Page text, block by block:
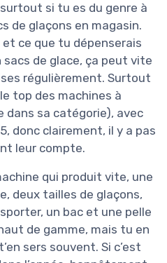
surtout si tu es du genre à
de glaçons en magasin.
et ce que tu dépenserais
de glace, ça peut vite
régulièrement. Surtout
top des machines à
dans sa catégorie), avec
donc clairement, il y a pas
leur compte.
qui produit vite, une
deux tailles de glaçons,
un bac et une pelle
de gamme, mais tu en
sers souvent. Si c’est